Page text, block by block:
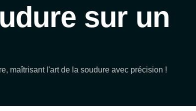
sur un
maîtrisant l'art de la soudure avec précision !